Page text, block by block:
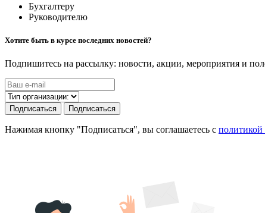
Бухгалтеру
Руководителю
Хотите быть в курсе последних новостей?
Подпишитесь на рассылку: новости, акции, мероприятия и
Подписаться Подписаться
Нажимая кнопку "Подписаться", вы соглашаетесь с политикой